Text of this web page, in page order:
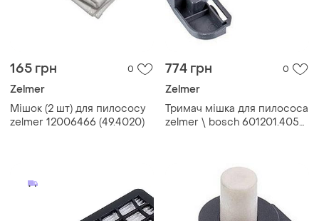
165 грн 0
Zelmer
Мішок (2 шт) для пилососу
zelmer 12006466 (49.4020)
774 грн 0
Zelmer
Тримач мішка для пилососа
zelmer \ bosch 601201.4054